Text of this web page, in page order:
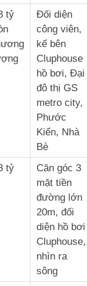
tỷ
Đối diện
công viên,
kế bên
Cluphouse
hồ bơi, Đại
đô thị GS
metro city,
Phước
Kiển, Nhà
Bè
tỷ
Căn góc 3
mặt tiền
đường lớn
20m, đối
diện hồ bơi
Cluphouse,
nhìn ra
sông